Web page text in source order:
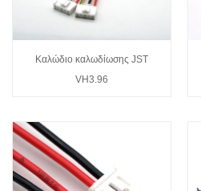
Καλώδιο καλωδίωσης JST
VH3.96